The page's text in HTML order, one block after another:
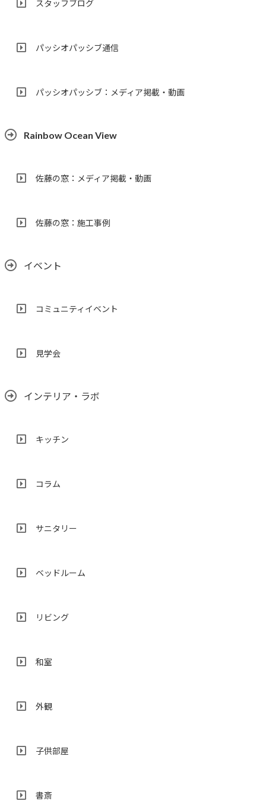
スタッフブログ
パッシオパッシブ通信
パッシオパッシブ：メディア掲載・動画
Rainbow Ocean View
佐藤の窓：メディア掲載・動画
佐藤の窓：施工事例
イベント
コミュニティイベント
見学会
インテリア・ラボ
キッチン
コラム
サニタリー
ベッドルーム
リビング
和室
外観
子供部屋
書斎